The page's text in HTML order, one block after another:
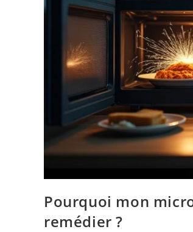
Pourquoi mon
remédier ?